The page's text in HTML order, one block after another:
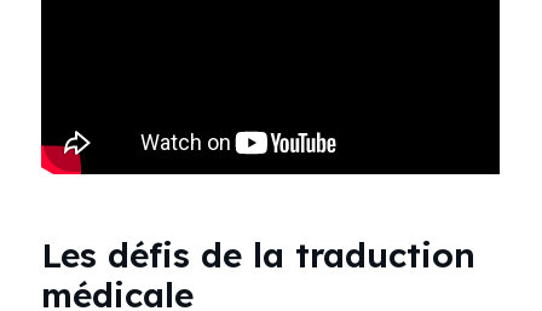
Les défis de la traduction
médicale